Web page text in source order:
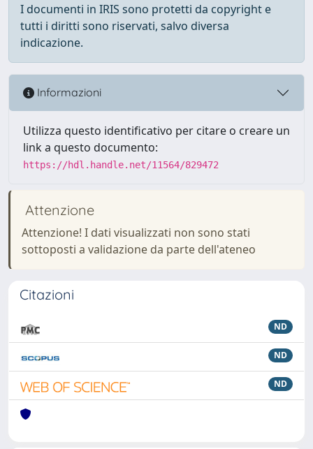
I documenti in IRIS sono protetti da copyright e
tutti i diritti sono riservati, salvo diversa
indicazione.
Informazioni
Utilizza questo identificativo per citare o creare un
link a questo documento:
https://hdl.handle.net/11564/829472
Attenzione
Attenzione! I dati visualizzati non sono stati
sottoposti a validazione da parte dell'ateneo
Citazioni
ND
ND
ND